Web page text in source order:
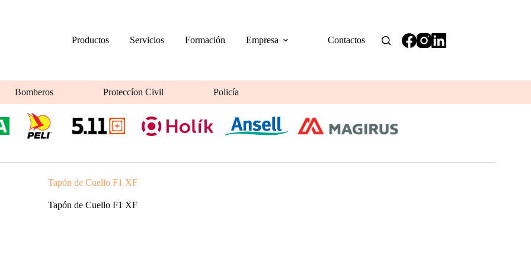
Productos
Servicios Formación Empresa Contactos
Bomberos Proteccíon Civil Policía
Tapón de Cuello F1 XF
Tapón de Cuello F1 XF